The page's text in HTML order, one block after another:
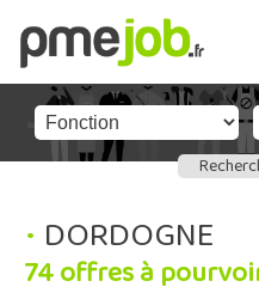
• DORDOGNE
74 offres à